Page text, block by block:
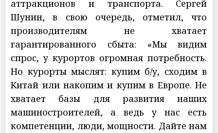
аттракционов и транспорта. Сергей
Шунин, в свою очередь, отметил, что
производителям не хватает
гарантированного сбыта: «Мы видим
спрос, у курортов огромная потребность.
Но курорты мыслят: купим б/у, сходим в
Китай или накопим и купим в Европе. Не
хватает базы для развития наших
машиностроителей, а ведь у нас есть
компетенции, люди, мощности. Дайте нам